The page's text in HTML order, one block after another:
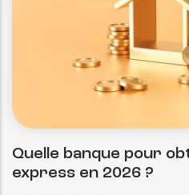
Quelle banque pour
express en 2026 ?